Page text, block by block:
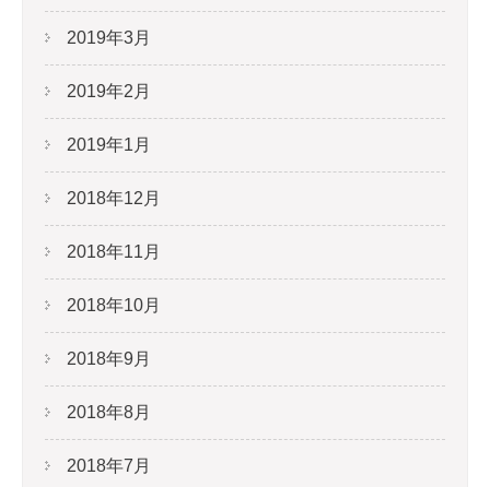
2019年3月
2019年2月
2019年1月
2018年12月
2018年11月
2018年10月
2018年9月
2018年8月
2018年7月